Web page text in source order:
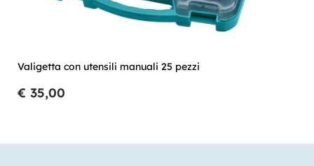
Valigetta con utensili manuali 25 pezzi
€ 35,00